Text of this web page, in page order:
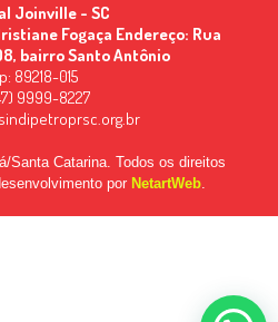
Joinville - SC
Fogaça Endereço: Rua
bairro Santo Antônio
89218-015
9999-8227
Santa Catarina. Todos os direitos
por NetartWeb